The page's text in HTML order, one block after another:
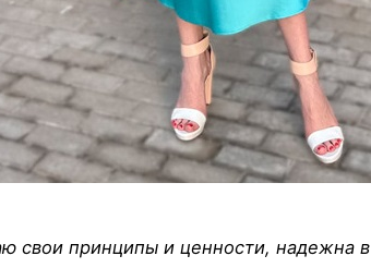
свои принципы и ценности, надежна в